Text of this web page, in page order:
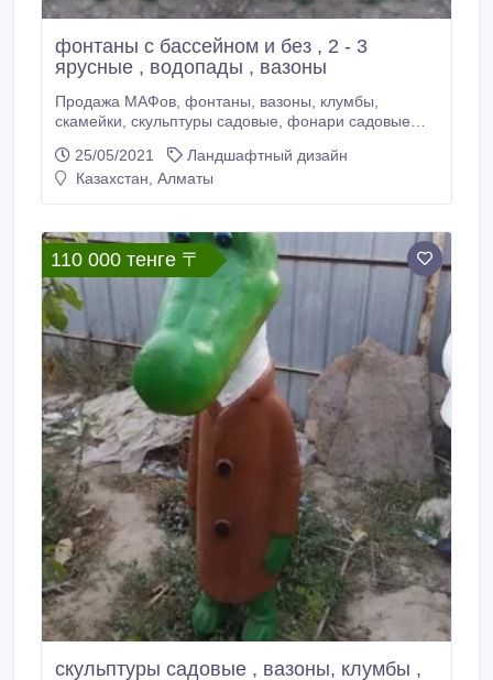
фонтаны с бассейном и без , 2 - 3
ярусные , водопады , вазоны
Продажа МАФов, фонтаны, вазоны, клумбы,
скамейки, скульптуры садовые, фонари садовые
25/05/2021
Ландшафтный дизайн
Казахстан, Алматы
110 000 тенге 〒
скульптуры садовые , вазоны, клумбы ,